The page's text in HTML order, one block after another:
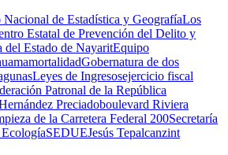
Nacional de Estadística y GeografíaLos
Estatal de Prevención del Delito y
del Estado de NayaritEquipo
mortalidadGobernatura de dos
Leyes de Ingresosejercicio fiscal
Patronal de la República
Preciadoboulevard Riviera
de la Carretera Federal 200Secretaría
SEDUEJesús Tepalcanzint